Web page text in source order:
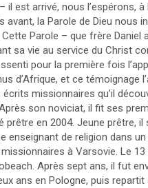
il est arrivé, nous l’espérons,
avant, la Parole de Dieu nous
Parole – que frère
sa vie au service du Christ
pour la première fois
d’Afrique, et ce témoignage
missionnaires qu’il
son noviciat, il fit ses
en 2004. Jeune prêtre, il
enseignant de religion dans
à Varsovie. Le
Après sept ans, il fut
ans en Pologne, puis